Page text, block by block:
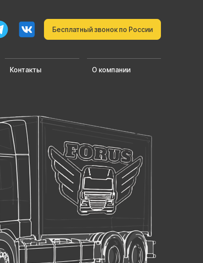
Бесплатный звонок по России
Контакты О компании